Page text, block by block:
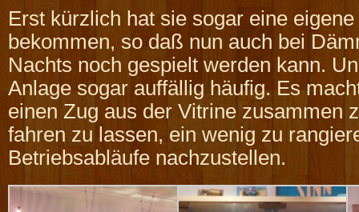
Erst kürzlich hat sie sogar eine
bekommen, so daß nun auch bei
Nachts noch gespielt werden kann.
Anlage sogar auffällig häufig. Es
einen Zug aus der Vitrine zusammen
fahren zu lassen, ein wenig zu
Betriebsabläufe nachzustellen.